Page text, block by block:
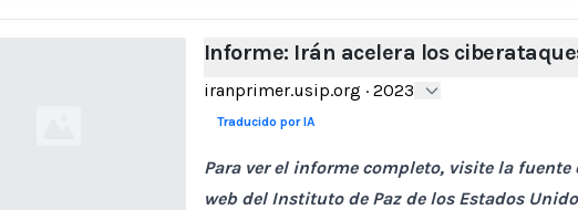
Informe: Irán acelera los
iranprimer.usip.org · 2023
Traducido por IA
Para ver el informe completo, visite la
web del Instituto de Paz de los Estados